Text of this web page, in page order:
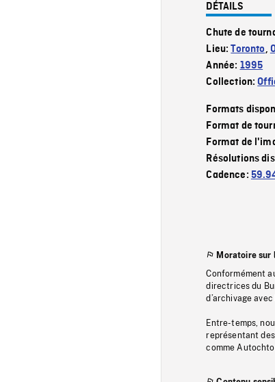
DÉTAILS
Chute de
Lieu:Toronto,
Année: 1995
Collection:
Formats
Format de
Format de
Résolutions
Cadence:
Moratoire sur
Conformément
directrices du
d’archivage
Entre-temps,
représentant
comme